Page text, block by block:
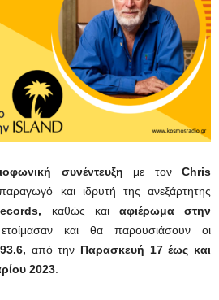
συνέντευξη με τον Chris
και ιδρυτή της ανεξάρτητης
καθώς και αφιέρωμα
στην
και θα παρουσιάσουν οι
από την Παρασκευή 17 έως και
2023